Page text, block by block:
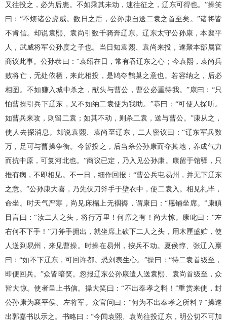
又往投之，必为后患。不如乘其未动，速往征之，辽东可得也。”操笑
曰：“不烦诸公虎威。数日之后，公孙康自送二袁之首至矣。”诸将皆
不肯信。却说袁熙、袁尚引数千骑奔辽东。辽东太守公孙康，本襄平
人，武威将军公孙度之子也。当日知袁熙、袁尚来投，遂聚本部属官
商议此事。公孙恭曰：“袁绍在日，常有吞辽东之心；今袁熙，袁尚兵
败将亡，无处依栖，来此相投，是鸠夺鹊巢之意也。若容纳之，后必
相图。不如赚入城中杀之，献头与曹公，曹公必重待我。”康曰：“只
怕曹操引兵下辽东，又不如纳二袁使为我助。”恭曰：“可使人探听。
如曹兵来攻，则留二袁；如其不动，则杀二袁，送与曹公。”康从之，
使人去探消息。却说袁熙、袁尚至辽东，二人密议曰：“辽东军兵数
万，足可与曹操争衡。今暂投之，后当杀公孙康而夺其地，养成气力
而抗中原，可复河北也。”商议已定，乃入见公孙康。康留于馆驿，只
推有病，不即相见。不一日，细作回报：“曹公兵屯易州，并无下辽东
之意。”公孙康大喜，乃先伏刀斧手于壁衣中，使二袁入。相见礼毕，
命坐。时天气严寒，尚见床榻上无裀褥，谓康曰：“愿铺坐席。”康瞋
目言曰：“汝二人之头，将行万里！何席之有！尚大惊。康叱曰：“左
右何不下手！”刀斧手拥出，就坐席上砍下二人之头，用木匣盛贮，使
人送到易州，来见曹操。时操在易州，按兵不动。夏侯惇、张辽入禀
曰：“如不下辽东，可回许都。恐刘表生心。”操曰：“待二袁首级至，
即便回兵。”众皆暗笑。忽报辽东公孙康遣人送袁熙、袁尚首级至，众
皆大惊。使者呈上书信。操大笑曰：“不出奉孝之料！”重赏来使，封
公孙康为襄平侯、左将军。众官问曰：“何为不出奉孝之所料？”操遂
出郭嘉书以示之。书略曰：“今闻袁熙、袁尚往投辽东，明公切不可加